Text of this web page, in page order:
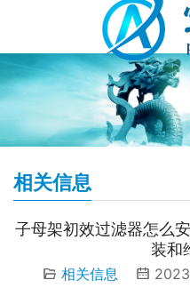
相关信息
子母架初效过滤器怎么
装和
相关信息